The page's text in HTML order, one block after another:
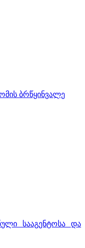
ბრწყინვალე
სააგენტოსა და